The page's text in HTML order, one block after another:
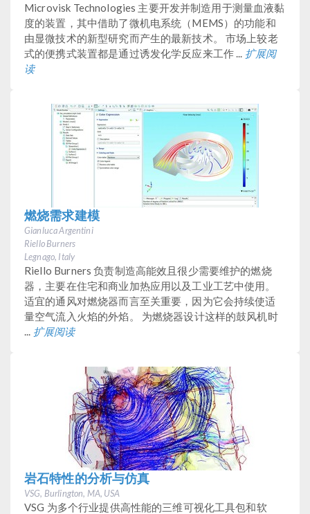
Microvisk Technologies 主要开发并制造用于测量血液黏
度的装置，其中借助了微机电系统（MEMS）的功能和
由显微技术的新型研究而产生的最新技术。 市场上较老
式的便携式装置都是通过诱发化学反应来工作 ... 扩展阅
读
燃烧需求建模
Gianluca Argentini
Riello Burners
Legnago, Italy
Riello Burners 负责制造高能效且很少需要维护的燃烧
器，主要在住宅和商业加热应用以及工业工艺中使用。
适宜的通风对燃烧器而言至关重要，因为它会持续使适
量空气流入火焰的外焰。 为燃烧器设计这样的鼓风机时
... 扩展阅读
岩石特性的分析与仿真
VSG, Burlington, MA, USA
VSG 为多个行业提供高性能的三维可视化工具包和软